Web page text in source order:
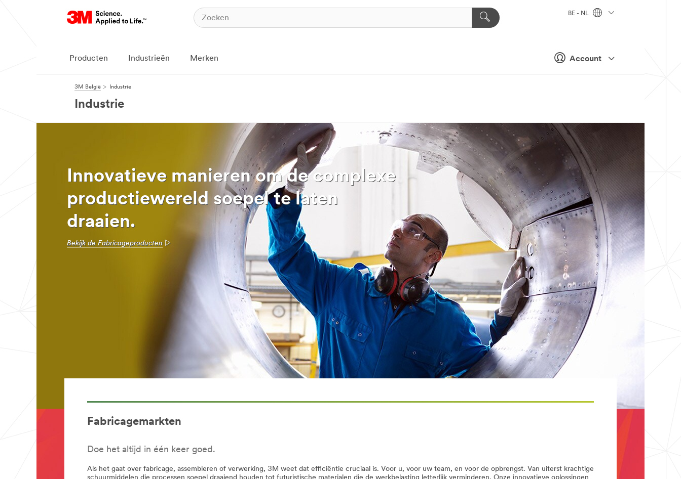
Account
BE - NL
Producten Industrieën Merken
3M België Industrie
Industrie
Innovatieve manieren om de complexe
productiewereld soepel te laten
draaien.
Bekijk de Fabricageproducten
Fabricagemarkten
Doe het altijd in één keer goed.
Als het gaat over fabricage, assembleren of verwerking, 3M weet dat efficiëntie cruciaal is. Voor u, voor uw team, en voor de opbrengst. Van uiterst krachtige